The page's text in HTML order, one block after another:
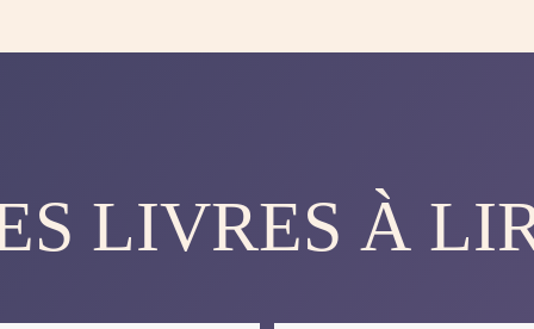
LIVRES À